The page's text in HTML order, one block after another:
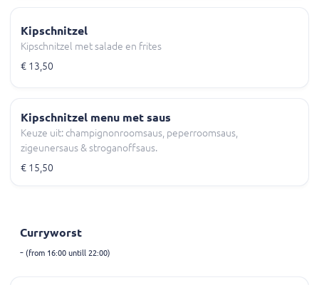
Kipschnitzel
Kipschnitzel met salade en frites
€ 13,50
Kipschnitzel menu met saus
Keuze uit: champignonroomsaus, peperroomsaus,
zigeunersaus & stroganoffsaus.
€ 15,50
Curryworst
- (from 16:00 untill 22:00)